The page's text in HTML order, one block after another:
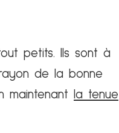
petits. Ils sont à
de la bonne
maintenant
la tenue